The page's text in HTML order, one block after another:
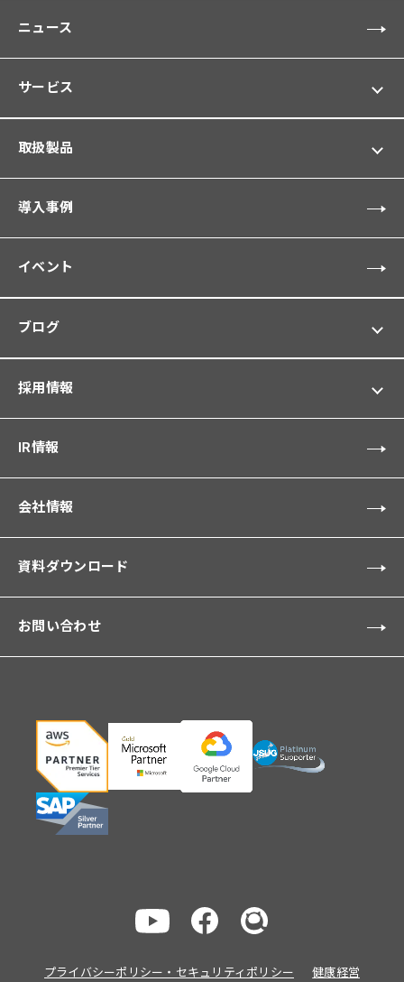
ニュース
サービス
取扱製品
導入事例
イベント
ブログ
採用情報
IR情報
会社情報
資料ダウンロード
お問い合わせ
プライバシーポリシー・セキュリティポリシー 健康経営